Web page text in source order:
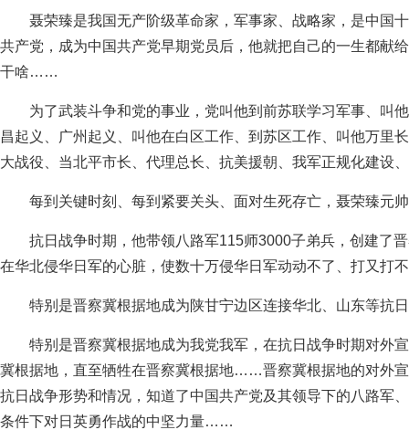
聂荣臻是我国无产阶级革命家，军事家、战略家，是中国
共产党，成为中国共产党早期党员后，他就把自己的一生都献
干啥……
为了武装斗争和党的事业，党叫他到前苏联学习军事、叫
昌起义、广州起义、叫他在白区工作、到苏区工作、叫他万里
大战役、当北平市长、代理总长、抗美援朝、我军正规化建
每到关键时刻、每到紧要关头、面对生死存亡，聂荣臻
抗日战争时期，他带领八路军115师3000子弟兵，创建了
在华北侵华日军的心脏，使数十万侵华日军动动不了、打又
特别是晋察冀根据地成为陕甘宁边区连接华北、山东等
特别是晋察冀根据地成为我党我军，在抗日战争时期对外
冀根据地，直至牺牲在晋察冀根据地……晋察冀根据地的对外
抗日战争形势和情况，知道了中国共产党及其领导下的八路军
条件下对日英勇作战的中坚力量……